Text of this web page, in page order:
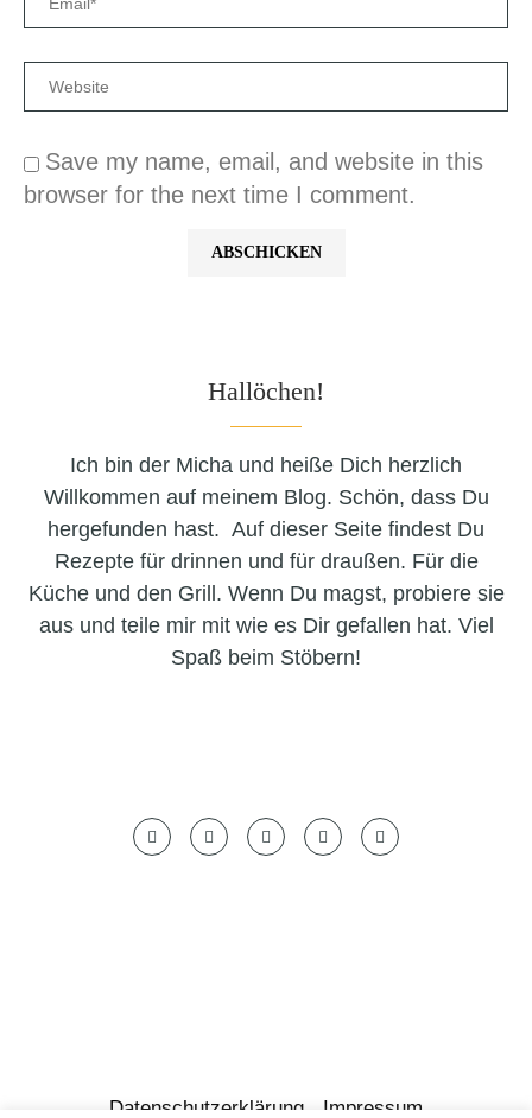
Save my name, email, and website in this
browser for the next time I comment.
Hallöchen!
Ich bin der Micha und heiße Dich herzlich
Willkommen auf meinem Blog. Schön, dass Du
hergefunden hast. Auf dieser Seite findest Du
Rezepte für drinnen und für draußen. Für die
Küche und den Grill. Wenn Du magst, probiere sie
aus und teile mir mit wie es Dir gefallen hat. Viel
Spaß beim Stöbern!
Datenschutzerklärung Impressum